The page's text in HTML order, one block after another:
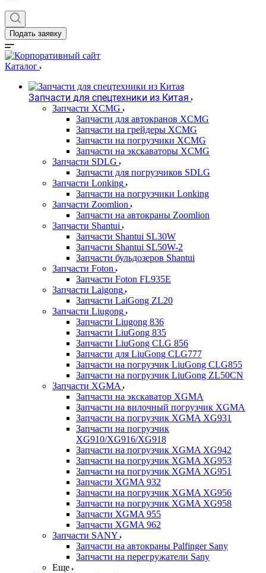
Подать заявку
Каталог
Запчасти для спецтехники из Китая
Запчасти XCMG
Запчасти для автокранов XCMG
Запчасти на грейдеры XCMG
Запчасти на погрузчики XCMG
Запчасти на экскаваторы XCMG
Запчасти SDLG
Запчасти для погрузчиков SDLG
Запчасти Lonking
Запчасти на погрузчики Lonking
Запчасти Zoomlion
Запчасти на автокраны Zoomlion
Запчасти Shantui
Запчасти Shantui SL30W
Запчасти Shantui SL50W-2
Запчасти бульдозеров Shantui
Запчасти Foton
Запчасти Foton FL935E
Запчасти Laigong
Запчасти LaiGong ZL20
Запчасти Liugong
Запчасти Liugong 836
Запчасти LiuGong 835
Запчасти LiuGong CLG 856
Запчасти для LiuGong CLG777
Запчасти на погрузчик LiuGong CLG855
Запчасти на погрузчик LiuGong ZL50CN
Запчасти XGMA
Запчасти на экскаватор XGMA
Запчасти на вилочный погрузчик XGMA
Запчасти на погрузчик XGMA XG931
Запчасти на погрузчик
XG910/XG916/XG918
Запчасти на погрузчик XGMA XG942
Запчасти на погрузчик XGMA XG953
Запчасти на погрузчик XGMA XG951
Запчасти XGMA 932
Запчасти на погрузчик XGMA XG956
Запчасти на погрузчик XGMA XG958
Запчасти XGMA 955
Запчасти XGMA 962
Запчасти SANY
Запчасти на автокраны Palfinger Sany
Запчасти на перегружатели Sany
Еще